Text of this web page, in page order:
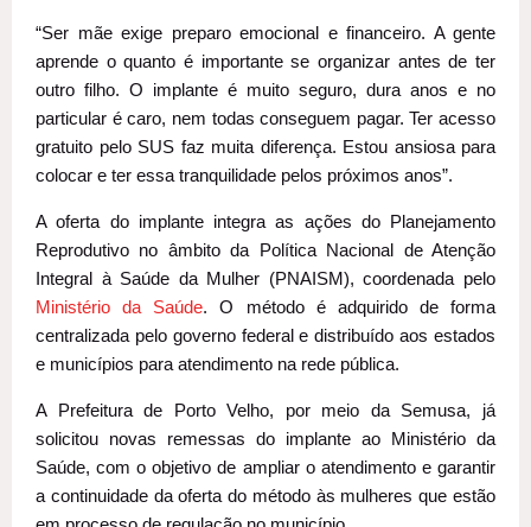
“Ser mãe exige preparo emocional e financeiro. A gente
aprende o quanto é importante se organizar antes de ter
outro filho. O implante é muito seguro, dura anos e no
particular é caro, nem todas conseguem pagar. Ter acesso
gratuito pelo SUS faz muita diferença. Estou ansiosa para
colocar e ter essa tranquilidade pelos próximos anos”.
A oferta do implante integra as ações do Planejamento
Reprodutivo no âmbito da Política Nacional de Atenção
Integral à Saúde da Mulher (PNAISM), coordenada pelo
Ministério da Saúde. O método é adquirido de forma
centralizada pelo governo federal e distribuído aos estados
e municípios para atendimento na rede pública.
A Prefeitura de Porto Velho, por meio da Semusa, já
solicitou novas remessas do implante ao Ministério da
Saúde, com o objetivo de ampliar o atendimento e garantir
a continuidade da oferta do método às mulheres que estão